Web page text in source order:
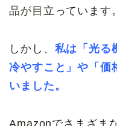
品が目立っています。
しかし、 私は「光る
冷やすこと」や「価
いました。
Amazonでさまざま